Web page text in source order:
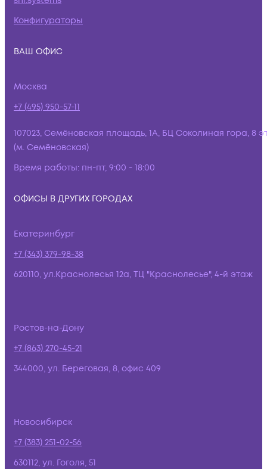
Конфигураторы
ВАШ ОФИС
Москва
+7 (495) 950-57-11
107023, Семёновская площадь, 1А, БЦ Соколиная гора, 8
(м. Семёновская)
Время работы: пн-пт, 9:00 - 18:00
ОФИСЫ В ДРУГИХ ГОРОДАХ
Екатеринбург
+7 (343) 379-98-38
620110, ул.Краснолесья 12а, ТЦ "Краснолесье", 4-й этаж
Ростов-на-Дону
+7 (863) 270-45-21
344000, ул. Береговая, 8, офис 409
Новосибирск
+7 (383) 251-02-56
630112, ул. Гоголя, 51